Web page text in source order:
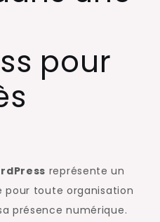
pour
représente un
pour toute organisation
présence numérique.